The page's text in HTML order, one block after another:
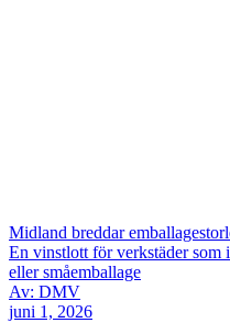
Midland breddar
En vinstlott för verkstäder
eller småemballage
Av: DMV
juni 1, 2026